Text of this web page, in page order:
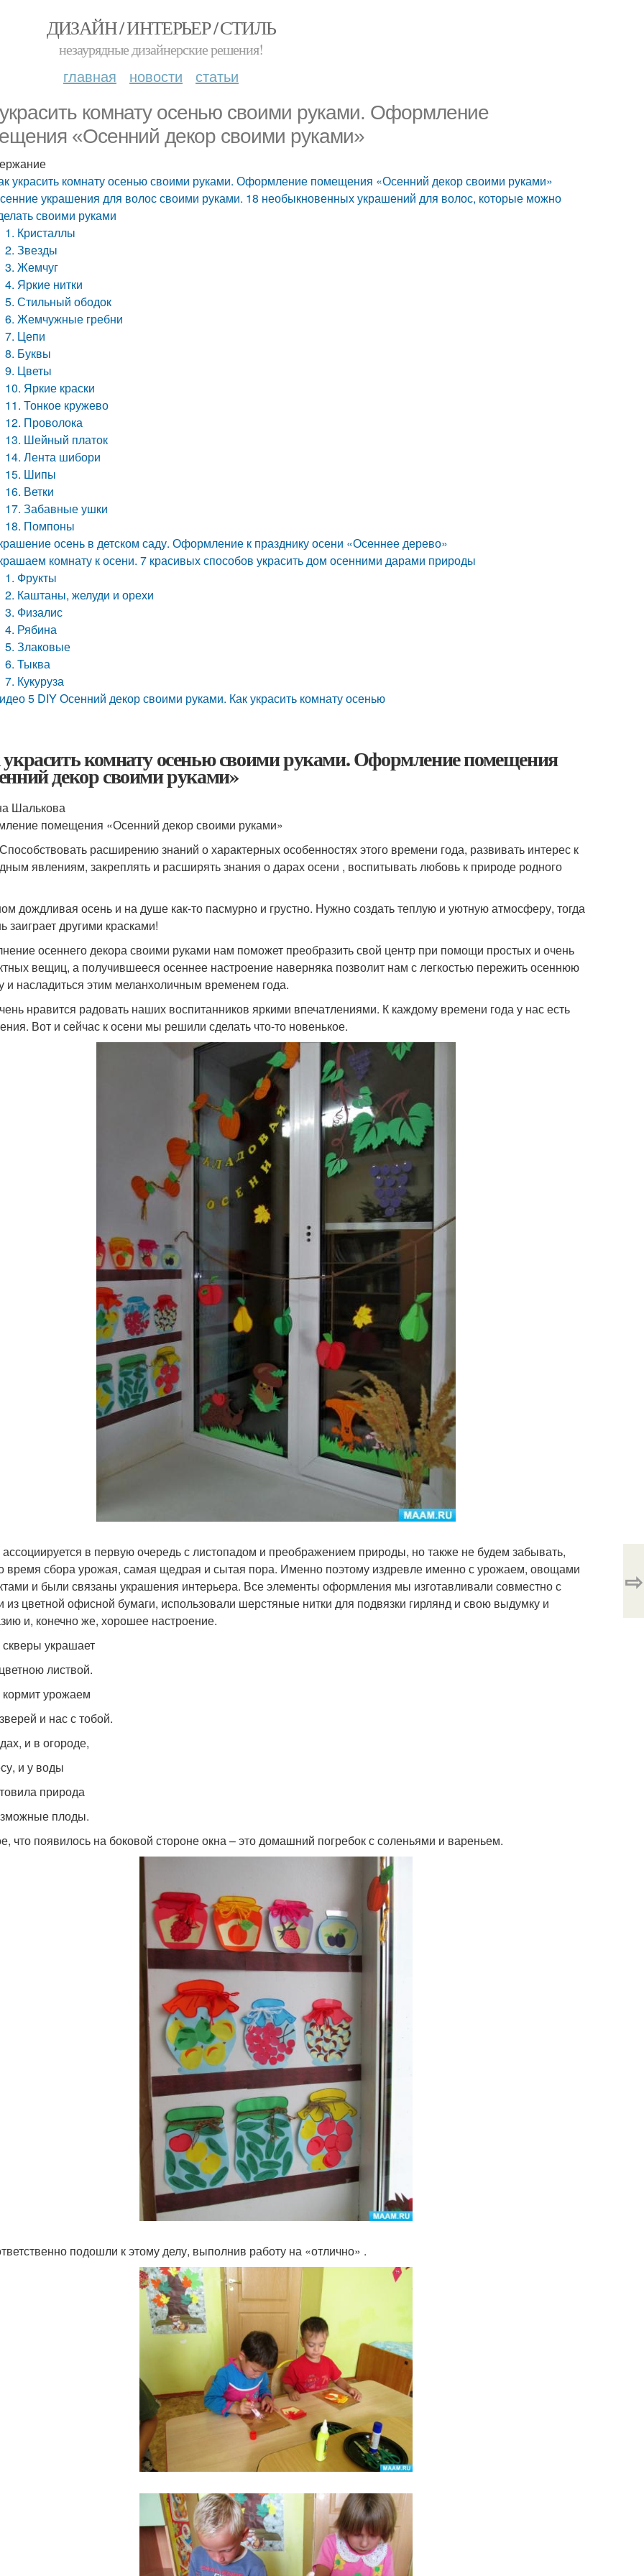
ДИЗАЙН / ИНТЕРЬЕР / СТИЛЬ
незаурядные дизайнерские решения!
главная новости статьи
комнату осенью своими руками. Оформление
«Осенний декор своими руками»
украсить комнату осенью своими руками. Оформление помещения «Осенний декор своими руками»
украшения для волос своими руками. 18 необыкновенных украшений для волос, которые можно
своими руками
1. Кристаллы
2. Звезды
3. Жемчуг
4. Яркие нитки
5. Стильный ободок
6. Жемчужные гребни
7. Цепи
8. Буквы
9. Цветы
10. Яркие краски
11. Тонкое кружево
12. Проволока
13. Шейный платок
14. Лента шибори
15. Шипы
16. Ветки
17. Забавные ушки
18. Помпоны
осень в детском саду. Оформление к празднику осени «Осеннее дерево»
комнату к осени. 7 красивых способов украсить дом осенними дарами природы
1. Фрукты
2. Каштаны, желуди и орехи
3. Физалис
4. Рябина
5. Злаковые
6. Тыква
7. Кукуруза
5 DIY Осенний декор своими руками. Как украсить комнату осенью
комнату осенью своими руками. Оформление помещения
декор своими руками»
Шалькова
помещения «Осенний декор своими руками»
расширению знаний о характерных особенностях этого времени года, развивать интерес к
явлениям, закреплять и расширять знания о дарах осени , воспитывать любовь к природе родного
дождливая осень и на душе как-то пасмурно и грустно. Нужно создать теплую и уютную атмосферу, тогда
заиграет другими красками!
осеннего декора своими руками нам поможет преобразить свой центр при помощи простых и очень
вещиц, а получившееся осеннее настроение наверняка позволит нам с легкостью пережить осеннюю
и насладиться этим меланхоличным временем года.
нравится радовать наших воспитанников яркими впечатлениями. К каждому времени года у нас есть
Вот и сейчас к осени мы решили сделать что-то новенькое.
в первую очередь с листопадом и преображением природы, но также не будем забывать,
время сбора урожая, самая щедрая и сытая пора. Именно поэтому издревле именно с урожаем, овощами
и были связаны украшения интерьера. Все элементы оформления мы изготавливали совместно с
из цветной офисной бумаги, использовали шерстяные нитки для подвязки гирлянд и свою выдумку и
и, конечно же, хорошее настроение.
украшает
листвой.
урожаем
и нас с тобой.
и в огороде,
и у воды
природа
плоды.
что появилось на боковой стороне окна – это домашний погребок с соленьями и вареньем.
подошли к этому делу, выполнив работу на «отлично» .
⇨